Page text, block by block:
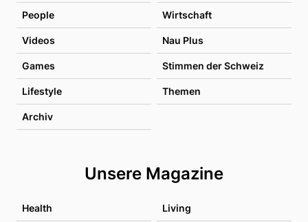
People Wirtschaft
Videos Nau Plus
Games Stimmen der Schweiz
Lifestyle Themen
Archiv
Unsere Magazine
Health Living